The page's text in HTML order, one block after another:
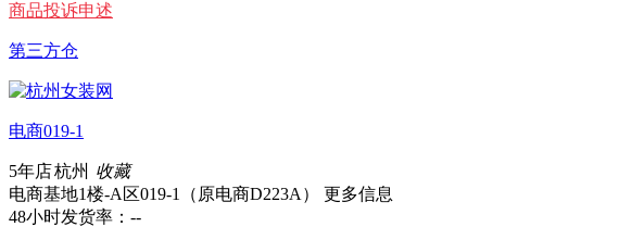
商品投诉申述
第三方仓
电商019-1
5年店杭州 收藏
电商基地1楼-A区019-1（原电商D223A）
更多信息
48小时发货率： --